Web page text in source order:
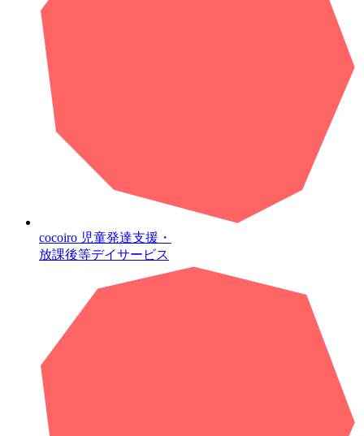
cocoiro 児童発達支援・
放課後等デイサービス